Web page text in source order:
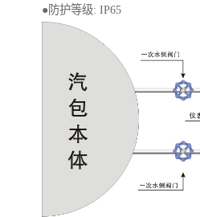
●防护等级: IP65